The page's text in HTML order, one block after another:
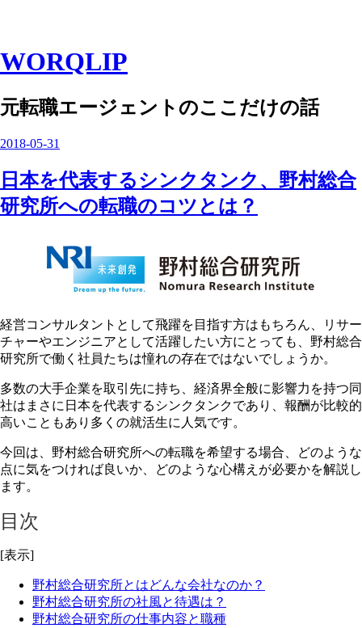
WORQLIP
元転職エージェントのここだけの話
2018-05-31
日本を代表するシンクタンク、野村総合
研究所への転職のコツとは？
経営コンサルタントとして飛躍を目指す方はもちろん、リサー
チャーやエンジニアとして活躍したい方にとっても、野村総合
研究所で働く社員たちは憧れの存在ではないでしょうか。
多数の大手企業を取引先に持ち、経済界全般に影響力を持つ同
社はまさに日本を代表するシンクタンクであり、報酬が比較的
高いこともあり多くの就活生に人気です。
今回は、野村総合研究所への転職を希望する場合、どのような
点に気をつければ良いか、どのような心構えが必要かを解説し
ます。
目次
[表示]
野村総合研究所とはどんな会社なのか？
野村総合研究所の社風と待遇は？
野村総合研究所の仕事内容と職種